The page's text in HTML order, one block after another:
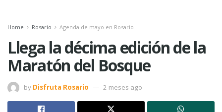
Home Rosario Agenda de mayo en Rosario
Llega la décima edición de la
Maratón del Bosque
by Disfruta Rosario 2 meses ago